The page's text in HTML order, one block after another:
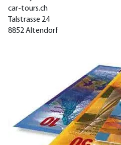
car-tours.ch
Talstrasse 24
8852 Altendorf